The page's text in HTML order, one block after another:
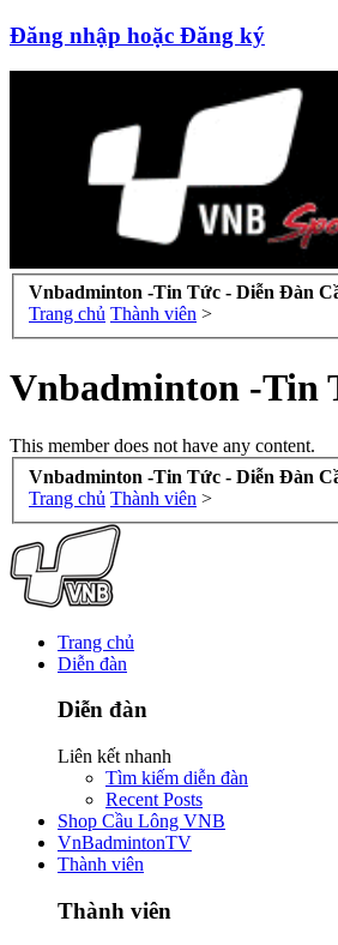
Đăng nhập hoặc Đăng ký
Vnbadminton -Tin Tức - Diễn Đàn
Trang chủ Thành viên >
Vnbadminton -Tin
This member does not have any content.
Vnbadminton -Tin Tức - Diễn Đàn
Trang chủ Thành viên >
Trang chủ
Diễn đàn
Diễn đàn
Liên kết nhanh
Tìm kiếm diễn đàn
Recent Posts
Shop Cầu Lông VNB
VnBadmintonTV
Thành viên
Thành viên